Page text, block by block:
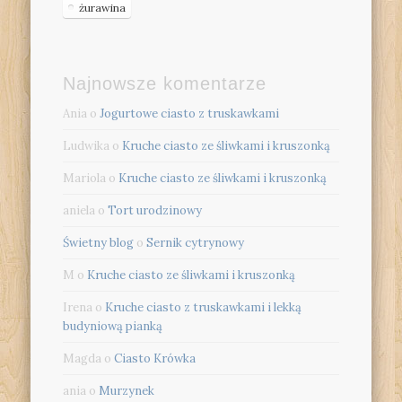
żurawina
Najnowsze komentarze
Ania oJogurtowe ciasto z truskawkami
Ludwika o Kruche ciasto ze śliwkami i kruszonką
Mariola o Kruche ciasto ze śliwkami i kruszonką
aniela oTort urodzinowy
Świetny blog oSernik cytrynowy
M o Kruche ciasto ze śliwkami i kruszonką
Irena o Kruche ciasto z truskawkami i lekką
budyniową pianką
Magda oCiasto Krówka
ania o Murzynek